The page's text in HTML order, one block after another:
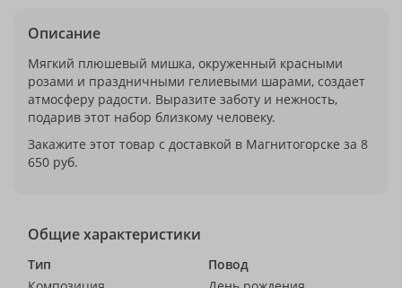
Описание
Мягкий плюшевый мишка, окруженный красными
розами и праздничными гелиевыми шарами, создает
атмосферу радости. Выразите заботу и нежность,
подарив этот набор близкому человеку.
Закажите этот товар с доставкой в Магнитогорске за 8
650 руб.
Общие характеристики
Тип
Повод